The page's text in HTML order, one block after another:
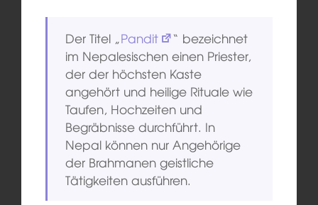
Der Titel „Pandit
“ bezeichnet
im Nepalesischen einen Priester,
der der höchsten Kaste
angehört und heilige Rituale wie
Taufen, Hochzeiten und
Begräbnisse durchführt. In
Nepal können nur Angehörige
der Brahmanen geistliche
Tätigkeiten ausführen.